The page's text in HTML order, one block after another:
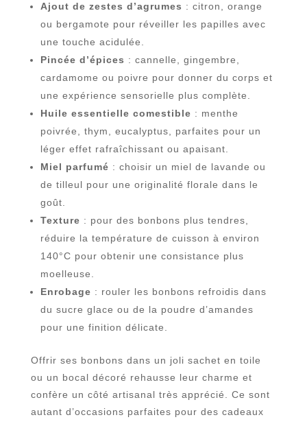
Ajout de zestes d’agrumes : citron, orange
ou bergamote pour réveiller les papilles avec
une touche acidulée.
Pincée d’épices : cannelle, gingembre,
cardamome ou poivre pour donner du corps et
une expérience sensorielle plus complète.
Huile essentielle comestible : menthe
poivrée, thym, eucalyptus, parfaites pour un
léger effet rafraîchissant ou apaisant.
Miel parfumé : choisir un miel de lavande ou
de tilleul pour une originalité florale dans le
goût.
Texture : pour des bonbons plus tendres,
réduire la température de cuisson à environ
140°C pour obtenir une consistance plus
moelleuse.
Enrobage : rouler les bonbons refroidis dans
du sucre glace ou de la poudre d’amandes
pour une finition délicate.
Offrir ses bonbons dans un joli sachet en toile
ou un bocal décoré rehausse leur charme et
confère un côté artisanal très apprécié. Ce sont
autant d’occasions parfaites pour des cadeaux